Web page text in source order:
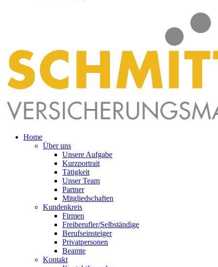
Home
Über uns
Unsere Aufgabe
Kurzportrait
Tätigkeit
Unser Team
Partner
Mitgliedschaften
Kundenkreis
Firmen
Freiberufler/Selbständige
Berufseinsteiger
Privatpersonen
Beamte
Kontakt